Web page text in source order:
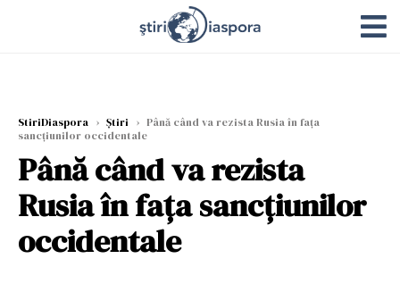
StiriDiaspora › Știri › Până când va rezista Rusia în faţa
sancţiunilor occidentale
Până când va rezista
Rusia în faţa sancţiunilor
occidentale